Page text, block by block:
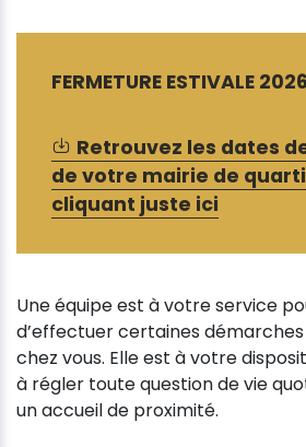
FERMETURE ESTIVALE 2026
Retrouvez les dates
de votre mairie de
cliquant juste ici
Une équipe est à votre service
d’effectuer certaines
chez vous. Elle est à votre
à régler toute question de vie
un accueil de proximité.